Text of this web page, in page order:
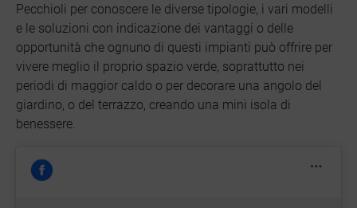
Pecchioli per conoscere le diverse tipologie, i vari modelli
e le soluzioni con indicazione dei vantaggi o delle
opportunità che ognuno di questi impianti può offrire per
vivere meglio il proprio spazio verde, soprattutto nei
periodi di maggior caldo o per decorare una angolo del
giardino, o del terrazzo, creando una mini isola di
benessere.